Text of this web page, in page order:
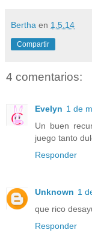
Bertha en 1.5.14
Compartir
4 comentarios:
Evelyn 1 de
Un buen
juego tanto
Responder
Unknown 1
que rico
Responder